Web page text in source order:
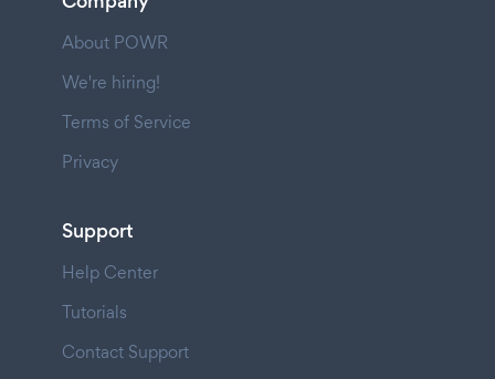
About POWR
We're hiring!
Terms of Service
Privacy
Support
Help Center
Tutorials
Contact Support